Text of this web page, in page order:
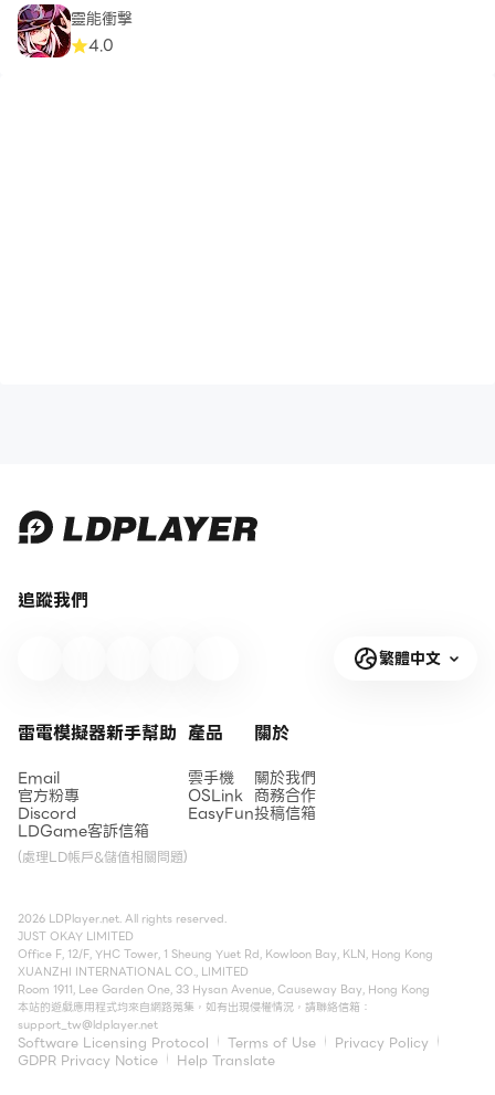
靈能衝擊
4.0
追蹤我們
繁體中文
雷電模擬器新手幫助
Email
官方粉專
Discord
LDGame客訴信箱
(處理LD帳戶&儲值相關問題)
產品
雲手機
OSLink
EasyFun
關於
關於我們
商務合作
投稿信箱
2026 LDPlayer.net. All rights reserved.
JUST OKAY LIMITED
Office F, 12/F, YHC Tower, 1 Sheung Yuet Rd, Kowloon Bay, KLN, Hong Kong
XUANZHI INTERNATIONAL CO., LIMITED
Room 1911, Lee Garden One, 33 Hysan Avenue, Causeway Bay, Hong Kong
本站的遊戲應用程式均來自網路蒐集，如有出現侵權情況，請聯絡信箱：
support_tw@ldplayer.net
Software Licensing Protocol Terms of Use
Privacy Policy
GDPR Privacy Notice
Help Translate